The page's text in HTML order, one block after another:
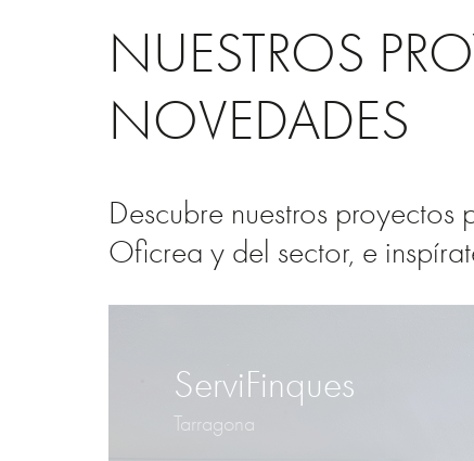
NUESTROS
NOVEDADES
Descubre nuestros
Oficrea y del sector, e
ServiFinques
Tarragona